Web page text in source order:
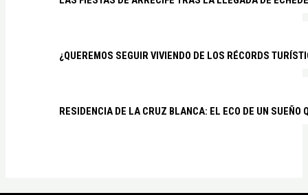
¿QUEREMOS SEGUIR VIVIENDO DE LOS RÉCORDS
RESIDENCIA DE LA CRUZ BLANCA: EL ECO DE UN SUEÑO